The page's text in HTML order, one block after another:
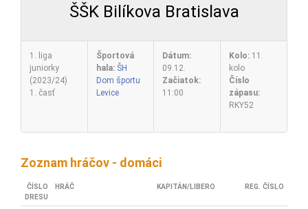
ŠŠK Bilíkova Bratislava
1. liga
juniorky
(2023/24)
1. časť
Športová
hala: ŠH
Dom športu
Levice
Dátum:
09.12.
Začiatok:
11:00
Kolo:11.
kolo
Číslo
zápasu:
RKY52
Zoznam hráčov - domáci
ČÍSLO
DRESU
HRÁČ KAPITÁN/LIBERO REG. ČÍSLO